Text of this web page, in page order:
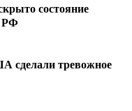
состояние
РФ
сделали тревожное